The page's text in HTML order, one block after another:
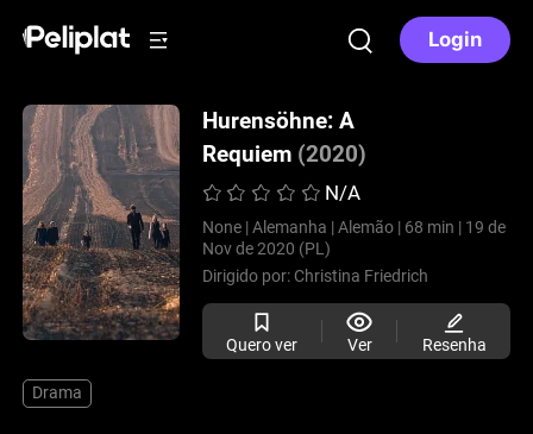
Login
Hurensöhne: A
Requiem (2020)
N/A
None | Alemanha | Alemão | 68 min | 19 de
Nov de 2020 (PL)
Dirigido por: Christina Friedrich
Quero ver Ver Resenha
Drama